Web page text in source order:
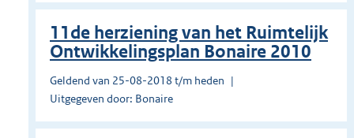
11de herziening van het Ruimtelijk
Ontwikkelingsplan Bonaire 2010
Geldend van 25-08-2018 t/m heden
Uitgegeven door: Bonaire